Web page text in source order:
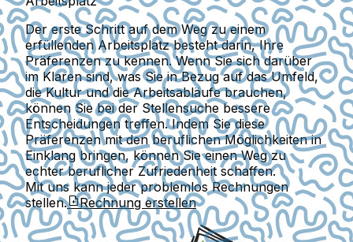
Der erste Schritt auf dem Weg zu einem
erfüllenden Arbeitsplatz besteht darin, Ihre
Präferenzen zu kennen. Wenn Sie sich darüber
im Klaren sind, was Sie in Bezug auf das Umfeld,
die Kultur und die Arbeitsabläufe brauchen,
können Sie bei der Stellensuche bessere
Entscheidungen treffen. Indem Sie diese
Präferenzen mit den beruflichen Möglichkeiten in
Einklang bringen, können Sie einen Weg zu
echter beruflicher Zufriedenheit schaffen.
Mit uns kann jeder problemlos Rechnungen
stellen.
Rechnung erstellen